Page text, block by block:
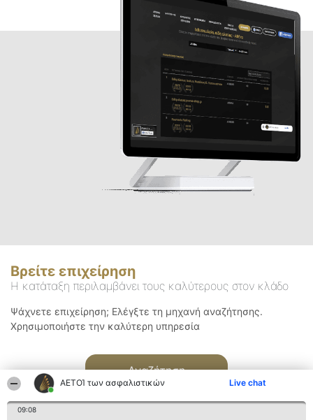
ΑΕΤΟΊ των ασφαλιστικών Live chat
09:08
Βρείτε επιχείρηση
Η κατάταξη περιλαμβάνει τους καλύτερους στον κλάδο
Ψάχνετε επιχείρηση; Ελέγξτε τη μηχανή αναζήτησης.
Χρησιμοποιήστε την καλύτερη υπηρεσία
Αναζήτηση